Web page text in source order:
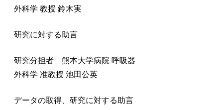
外科学 教授 鈴木実
研究に対する助言
研究分担者 熊本大学病院 呼吸器
外科学 准教授 池田公英
データの取得、研究に対する助言